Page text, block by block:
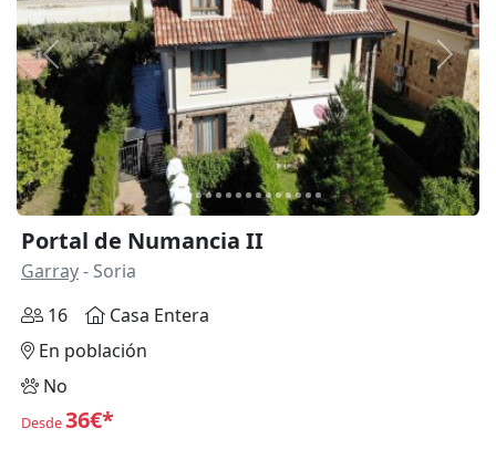
Anterior
Portal de Numancia II
Garray- Soria
16
Casa Entera
En población
No
Desde36€*